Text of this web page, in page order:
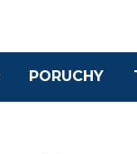
PORUCHY